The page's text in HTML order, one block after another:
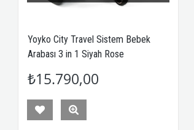
Yoyko City Travel Sistem Bebek
Arabası 3 in 1 Siyah Rose
₺15.790,00